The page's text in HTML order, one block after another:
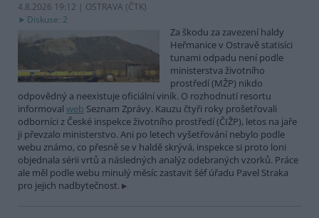
4.8.2026 19:12 | OSTRAVA (ČTK)
Diskuse: 2
Za škodu za zavezení haldy
Heřmanice v Ostravě statisíci
tunami odpadu není podle
ministerstva životního
prostředí (MŽP) nikdo
odpovědný a neexistuje oficiální viník. O rozhodnutí resortu
informoval web Seznam Zprávy. Kauzu čtyři roky prošetřovali
odborníci z České inspekce životního prostředí (ČIŽP), letos na jaře
ji převzalo ministerstvo. Ani po letech vyšetřování nebylo podle
webu známo, co přesně se v haldě skrývá, inspekce si proto loni
objednala sérii vrtů a následných analýz odebraných vzorků. Práce
ale měl podle webu minulý měsíc zastavit šéf úřadu Pavel Straka
pro jejich nadbytečnost.